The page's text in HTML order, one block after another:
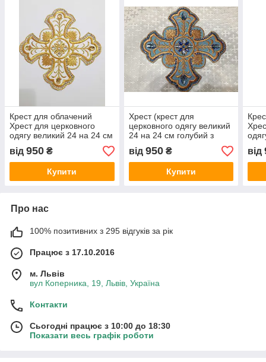
Крест для облачений
Хрест для церковного
одягу великий 24 на 24 см
білий з золотом зі
стразами
від 950 ₴
Купити
Хрест (крест для
церковного одягу великий
24 на 24 см голубий з
золотом з синіми і
голубими стразами
від 950₴
Купити
від
Про нас
100% позитивних з 295 відгуків за рік
Працює з 17.10.2016
м. Львів
вул Коперника, 19, Львів, Україна
Контакти
Сьогодні працює з 10:00 до 18:30
Показати весь графік роботи